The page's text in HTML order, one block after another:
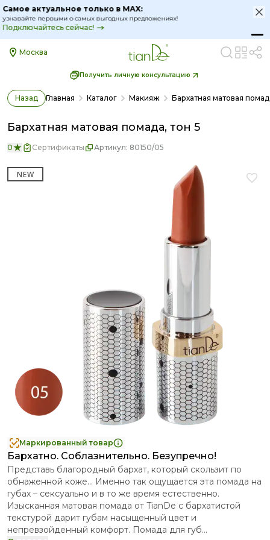
Самое актуальное только в MAX:
узнавайте первыми о самых выгодных
Подключайтесь сейчас!
Москва
Получить личную консультацию
Назад Главная Каталог Макияж Бархатная матовая
Бархатная матовая помада, тон 5
0 Сертификаты Артикул: 80150/05
NEW
Маркированный товар
Бархатно. Соблазнительно. Безупречно!
Представь благородный бархат, который скользит по
обнаженной коже… Именно так ощущается эта помада на
губах – сексуально и в то же время естественно.
Изысканная матовая помада от TianDe с бархатистой
текстурой дарит губам насыщенный цвет и
непревзойденный комфорт. Помада для губ